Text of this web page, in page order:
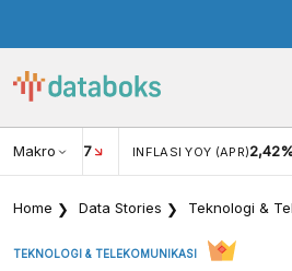
Makro
USD/IDR 17 INFLASI YOY (APR)
Home Data Stories Teknologi &
TEKNOLOGI & TELEKOMUNIKASI